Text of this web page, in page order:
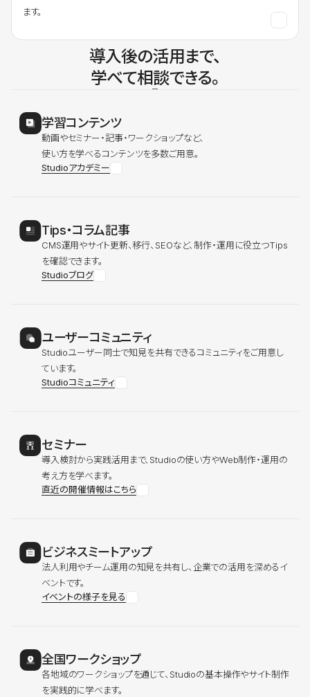
ます。
導入後の活用まで、
学べて相談できる。
学習コンテンツ
動画やセミナー・記事・ワークショップなど、
使い方を学べるコンテンツを多数ご用意。
Studioアカデミー
Tips・コラム記事
CMS運用やサイト更新、移行、SEOなど、制作・運用に役立つTips
を確認できます。
Studioブログ
ユーザーコミュニティ
Studioユーザー同士で知見を共有できるコミュニティをご用意し
ています。
Studioコミュニティ
セミナー
導入検討から実践活用まで、Studioの使い方やWeb制作・運用の
考え方を学べます。
直近の開催情報はこちら
ビジネスミートアップ
法人利用やチーム運用の知見を共有し、企業での活用を深めるイ
ベントです。
イベントの様子を見る
全国ワークショップ
各地域のワークショップを通じて、Studioの基本操作やサイト制作
を実践的に学べます。